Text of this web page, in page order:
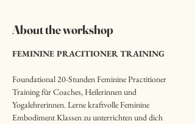
About the workshop
FEMININE PRACITIONER TRAINING
Foundational 20-Stunden Feminine Practitioner
Training für Coaches, Heilerinnen und
Yogalehrerinnen. Lerne kraftvolle Feminine
Embodiment Klassen zu unterrichten und dich